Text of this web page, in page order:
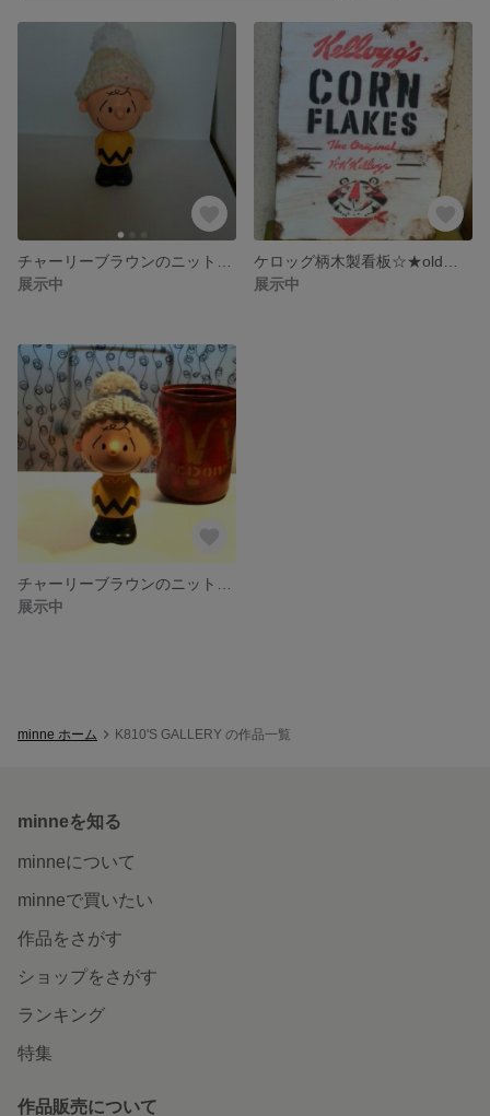
展示中
展示中
展示中
minne ホーム K810'S GALLERY の作品一覧
minneを知る
minneについて
minneで買いたい
作品をさがす
ショップをさがす
ランキング
特集
作品販売について